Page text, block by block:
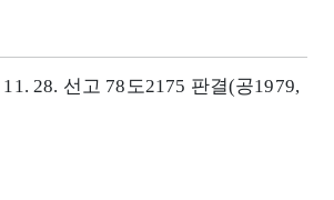
28. 선고 78도2175 판결(공1979,